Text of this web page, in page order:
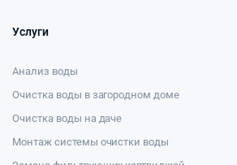
Услуги
Анализ воды
Очистка воды в загородном доме
Очистка воды на даче
Монтаж системы очистки воды